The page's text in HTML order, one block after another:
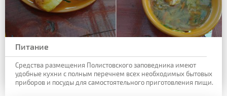
Питание
Средства размещения Полистовского заповедника имеют
удобные кухни с полным перечнем всех необходимых бытовых
приборов и посуды для самостоятельного приготовления пищи.